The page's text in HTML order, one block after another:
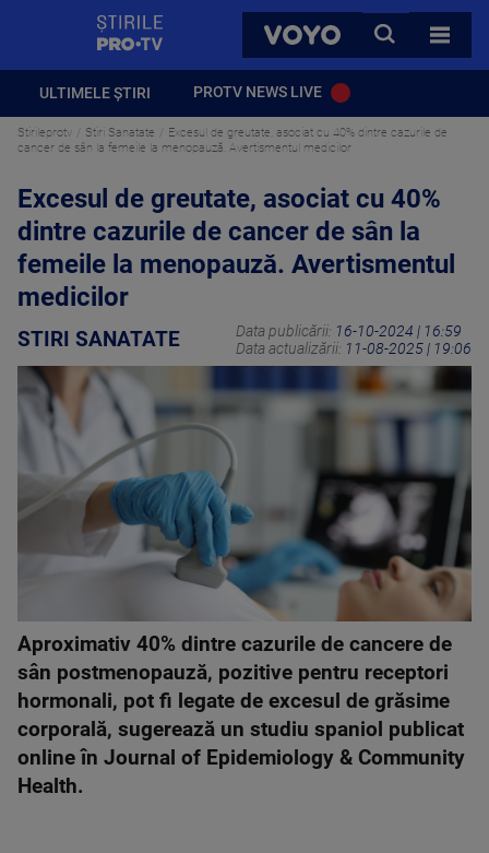
VOYO
CAUTA
TOATE
ULTIMELE ȘTIRI PROTV NEWS LIVE
Stirileprotv Stiri Sanatate
Excesul de greutate, asociat cu 40% dintre cazurile de
cancer de sân la femeile la menopauză. Avertismentul medicilor
Excesul de greutate, asociat cu 40%
dintre cazurile de cancer de sân la
femeile la menopauză. Avertismentul
medicilor
STIRI SANATATE Data publicării: 16-10-2024 | 16:59
Data actualizării: 11-08-2025 | 19:06
Aproximativ 40% dintre cazurile de cancere de
sân postmenopauză, pozitive pentru receptori
hormonali, pot fi legate de excesul de grăsime
corporală, sugerează un studiu spaniol publicat
online în Journal of Epidemiology & Community
Health.